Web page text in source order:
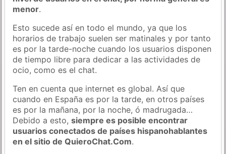
menor.
Esto sucede así en todo el mundo, ya que los
horarios de trabajo suelen ser matinales y por tanto
es por la tarde-noche cuando los usuarios disponen
de tiempo libre para dedicar a las actividades de
ocio, como es el chat.
Ten en cuenta que internet es global. Así que
cuando en España es por la tarde, en otros países
es por la mañana, por la noche, ó madrugada…
Debido a esto,siempre es posible encontrar
usuarios conectados de países hispanohablantes
en el sitio de QuieroChat.Com.